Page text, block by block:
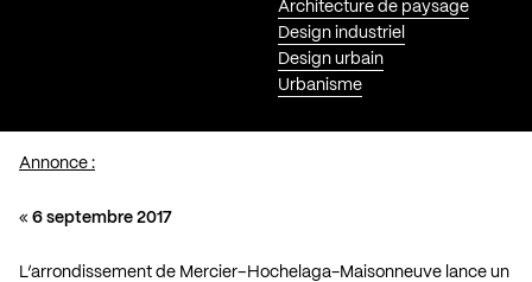
Architecture de paysage
Design industriel
Design urbain
Urbanisme
Annonce :
« 6 septembre 2017
L’arrondissement de Mercier–Hochelaga-Maisonneuve lance un